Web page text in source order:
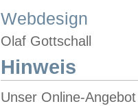
Webdesign
Olaf Gottschall
Hinweis
Unser Online-